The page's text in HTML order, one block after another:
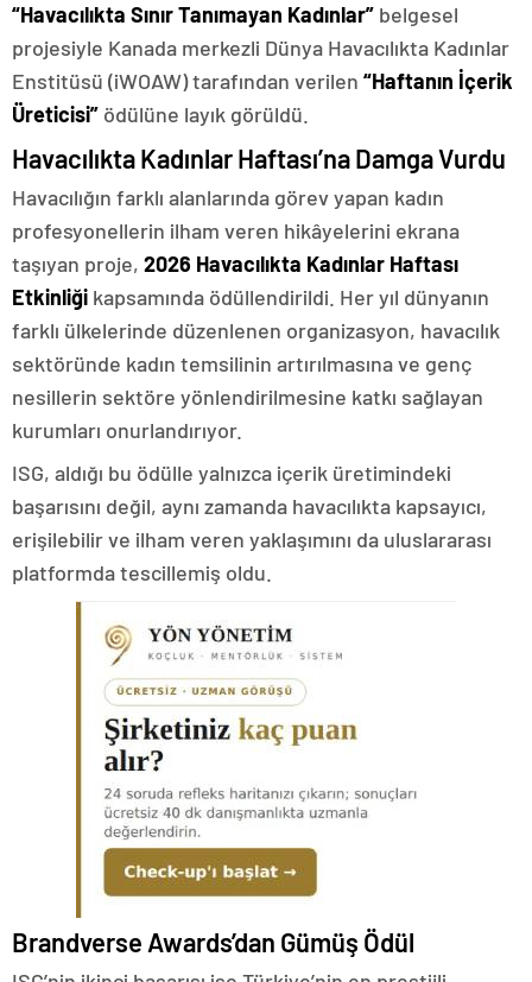
“Havacılıkta Sınır Tanımayan Kadınlar” belgesel
projesiyle Kanada merkezli Dünya Havacılıkta Kadınlar
Enstitüsü (iWOAW) tarafından verilen “Haftanın İçerik
Üreticisi” ödülüne layık görüldü.
Havacılıkta Kadınlar Haftası’na Damga Vurdu
Havacılığın farklı alanlarında görev yapan kadın
profesyonellerin ilham veren hikâyelerini ekrana
taşıyan proje, 2026 Havacılıkta Kadınlar Haftası
Etkinliği kapsamında ödüllendirildi. Her yıl dünyanın
farklı ülkelerinde düzenlenen organizasyon, havacılık
sektöründe kadın temsilinin artırılmasına ve genç
nesillerin sektöre yönlendirilmesine katkı sağlayan
kurumları onurlandırıyor.
ISG, aldığı bu ödülle yalnızca içerik üretimindeki
başarısını değil, aynı zamanda havacılıkta kapsayıcı,
erişilebilir ve ilham veren yaklaşımını da uluslararası
platformda tescillemiş oldu.
Brandverse Awards’dan Gümüş Ödül